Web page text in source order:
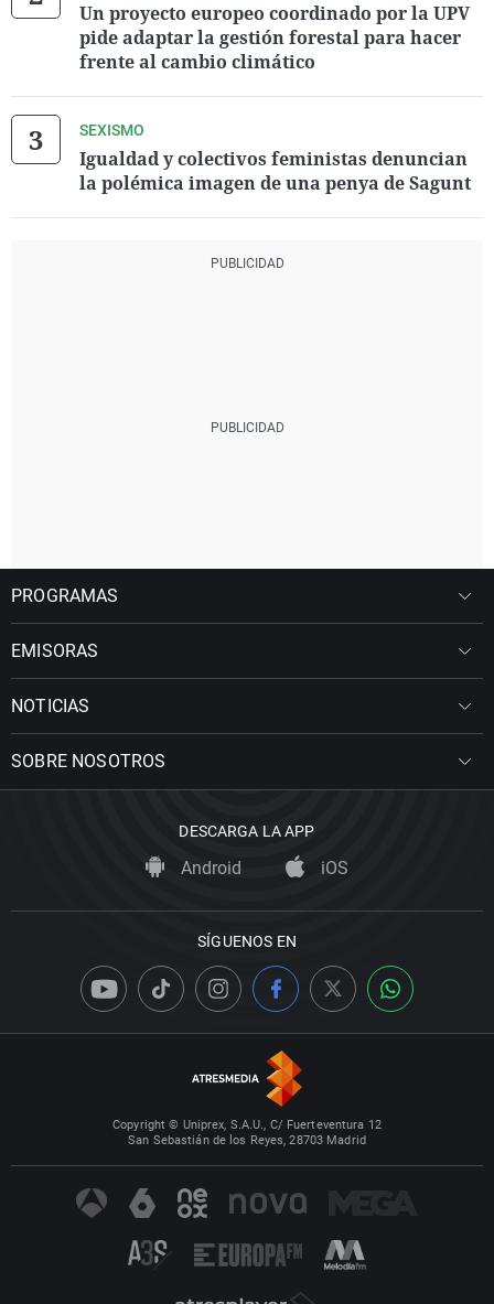
Un proyecto europeo coordinado por la UPV
pide adaptar la gestión forestal para hacer
frente al cambio climático
SEXISMO
Igualdad y colectivos feministas denuncian
la polémica imagen de una penya de Sagunt
PROGRAMAS
EMISORAS
NOTICIAS
SOBRE NOSOTROS
DESCARGA LA APP
Android iOS
SÍGUENOS EN
Copyright © Uniprex, S.A.U., C/ Fuerteventura 12
San Sebastián de los Reyes, 28703 Madrid